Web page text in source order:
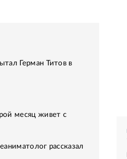
Герман Титов в
месяц живет с
рассказал